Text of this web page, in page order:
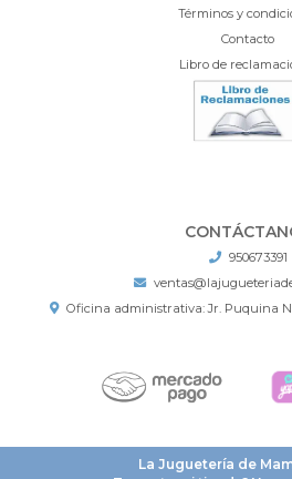
Términos y
Contacto
Libro de
950673391
Oficina administrativa: Jr. Puquina
La Juguetería de